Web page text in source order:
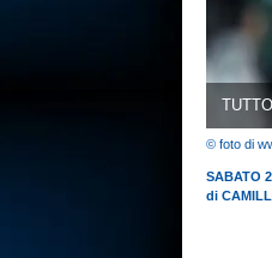
© foto di
SABATO
di